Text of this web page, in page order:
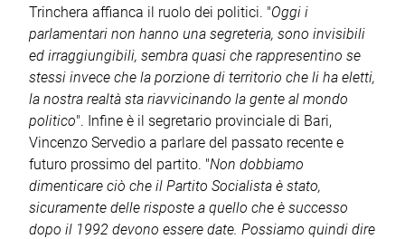
Trinchera affianca il ruolo dei politici. "Oggi i
parlamentari non hanno una segreteria, sono invisibili
ed irraggiungibili, sembra quasi che rappresentino se
stessi invece che la porzione di territorio che li ha eletti,
la nostra realtà sta riavvicinando la gente al mondo
politico". Infine è il segretario provinciale di Bari,
Vincenzo Servedio a parlare del passato recente e
futuro prossimo del partito. "Non dobbiamo
dimenticare ciò che il Partito Socialista è stato,
sicuramente delle risposte a quello che è successo
dopo il 1992 devono essere date. Possiamo quindi dire